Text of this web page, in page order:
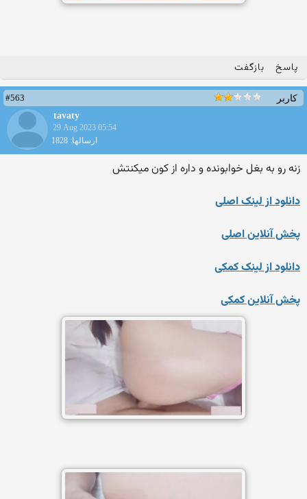
پاسخ بازگفت
کاربر
#563
tavaty
29 Aug 2023 05:54
ارسالها: 1828
زنه رو به بغل خوابونده و داره از کون میکنتش
دانلود از لینک اصلی
پخش آنلاین اصلی
دانلود از لینک کمکی
پخش آنلاین کمکی